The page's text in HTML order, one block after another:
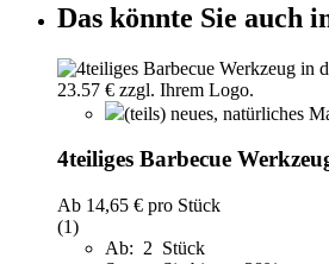
Das könnte Sie auch
(teils) neues, natürliches
4teiliges Barbecue
Ab 14,65 € pro Stück
(1)
Ab: 2 Stück